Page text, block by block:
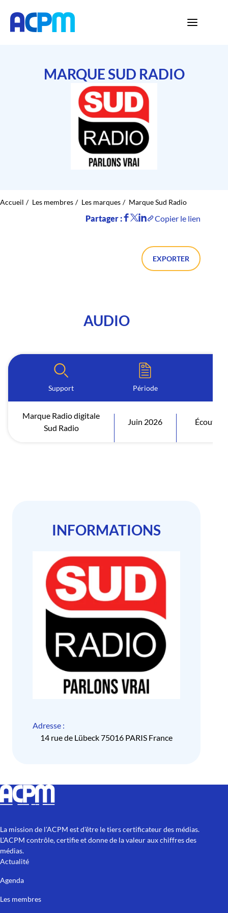
MARQUE SUD RADIO
Accueil Les membres Les marques Marque Sud Radio
Partager : Copier le lien
EXPORTER
AUDIO
Support Période
Marque Radio digitale
Sud Radio
Juin 2026 Écoutes
INFORMATIONS
Adresse :
14 rue de Lübeck 75016 PARIS France
La mission de l'ACPM est d'être le tiers certificateur des médias.
L'ACPM contrôle, certifie et donne de la valeur aux chiffres des
médias.
Actualité
Agenda
Les membres